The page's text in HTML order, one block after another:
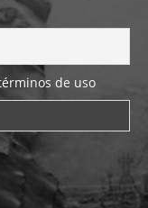
de uso